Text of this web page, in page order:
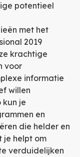
potentieel
met het
2019
krachtige
voor
informatie
willen
kun je
en
die helder en
je helpt om
verduidelijken